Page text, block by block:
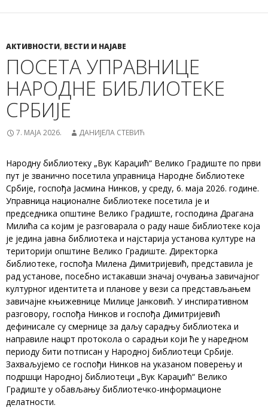
АКТИВНОСТИ, ВЕСТИ И НАЈАВЕ
ПОСЕТА УПРАВНИЦЕ
НАРОДНЕ БИБЛИОТЕКЕ
СРБИЈЕ
7. МАЈА 2026. ДАНИЈЕЛА СТЕВИЋ
Народну библиотеку „Вук Караџић“ Велико Градиште по први
пут је званично посетила управница Народне библиотеке
Србије, госпођа Јасмина Нинков, у среду, 6. маја 2026. године.
Управница националне библиотеке посетила је и
председника општине Велико Градиште, господина Драгана
Милића са којим је разговарала о раду наше библиотеке која
је једина јавна библиотека и најстарија установа културе на
територији општине Велико Градиште. Директорка
библиотеке, госпођа Милена Димитријевић, представила је
рад установе, посебно истакавши значај очувања завичајног
културног идентитета и планове у вези са представљањем
завичајне књижевнице Милице Јанковић. У инспиративном
разговору, госпођа Нинков и госпођа Димитријевић
дефинисале су смернице за даљу сарадњу библиотека и
направиле нацрт протокола о сарадњи који ће у наредном
периоду бити потписан у Народној библиотеци Србије.
Захваљујемо се госпођи Нинков на указаном поверењу и
подршци Народној библиотеци „Вук Караџић“ Велико
Градиште у обављању библиотечко-информационе
делатности.